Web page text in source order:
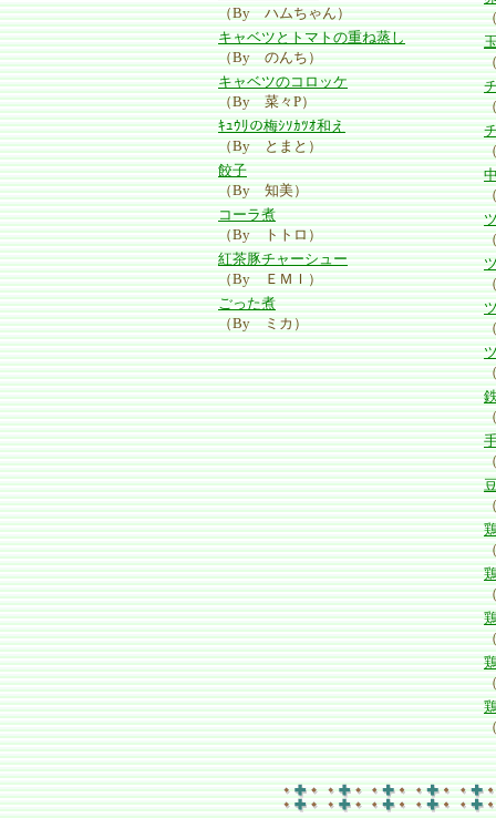
（By ハムちゃん）
キャベツとトマトの重ね蒸し
（By のんち）
キャベツのコロッケ
（By 菜々P）
ｷｭｳﾘの梅ｼｿｶﾂｵ和え
（By とまと）
餃子
（By 知美）
コーラ煮
（By トトロ）
紅茶豚チャーシュー
（By ＥＭＩ）
ごった煮
（By ミカ）